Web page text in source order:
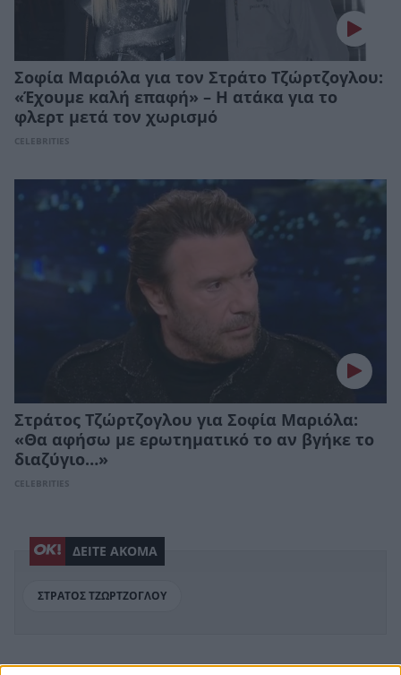
Σοφία Μαριόλα για τον Στράτο Τζώρτζογλου:
«Έχουμε καλή επαφή» – Η ατάκα για το
φλερτ μετά τον χωρισμό
CELEBRITIES
Στράτος Τζώρτζογλου για Σοφία Μαριόλα:
«Θα αφήσω με ερωτηματικό το αν βγήκε το
διαζύγιο…»
CELEBRITIES
ΔΕΙΤΕ ΑΚΟΜΑ
ΣΤΡΑΤΟΣ ΤΖΩΡΤΖΟΓΛΟΥ